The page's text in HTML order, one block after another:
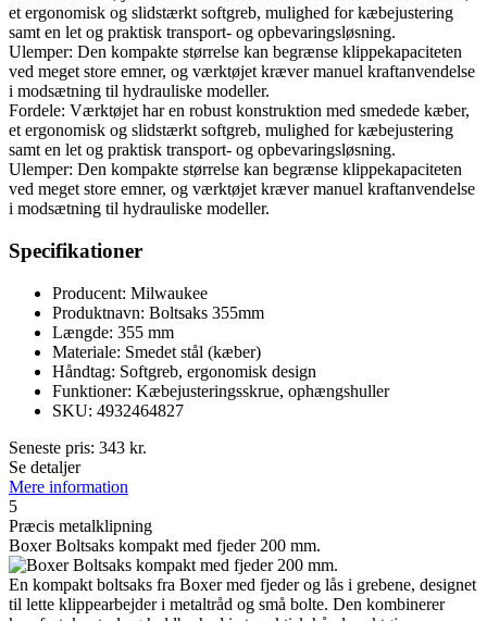
et ergonomisk og slidstærkt softgreb, mulighed for kæbejustering
samt en let og praktisk transport- og opbevaringsløsning.
Ulemper: Den kompakte størrelse kan begrænse klippekapaciteten
ved meget store emner, og værktøjet kræver manuel kraftanvendelse
i modsætning til hydrauliske modeller.
Fordele: Værktøjet har en robust konstruktion med smedede kæber,
et ergonomisk og slidstærkt softgreb, mulighed for kæbejustering
samt en let og praktisk transport- og opbevaringsløsning.
Ulemper: Den kompakte størrelse kan begrænse klippekapaciteten
ved meget store emner, og værktøjet kræver manuel kraftanvendelse
i modsætning til hydrauliske modeller.
Specifikationer
Producent: Milwaukee
Produktnavn: Boltsaks 355mm
Længde: 355 mm
Materiale: Smedet stål (kæber)
Håndtag: Softgreb, ergonomisk design
Funktioner: Kæbejusteringsskrue, ophængshuller
SKU: 4932464827
Seneste pris: 343 kr.
Se detaljer
Mere information
5
Præcis metalklipning
Boxer Boltsaks kompakt med fjeder 200 mm.
En kompakt boltsaks fra Boxer med fjeder og lås i grebene, designet
til lette klippearbejder i metaltråd og små bolte. Den kombinerer